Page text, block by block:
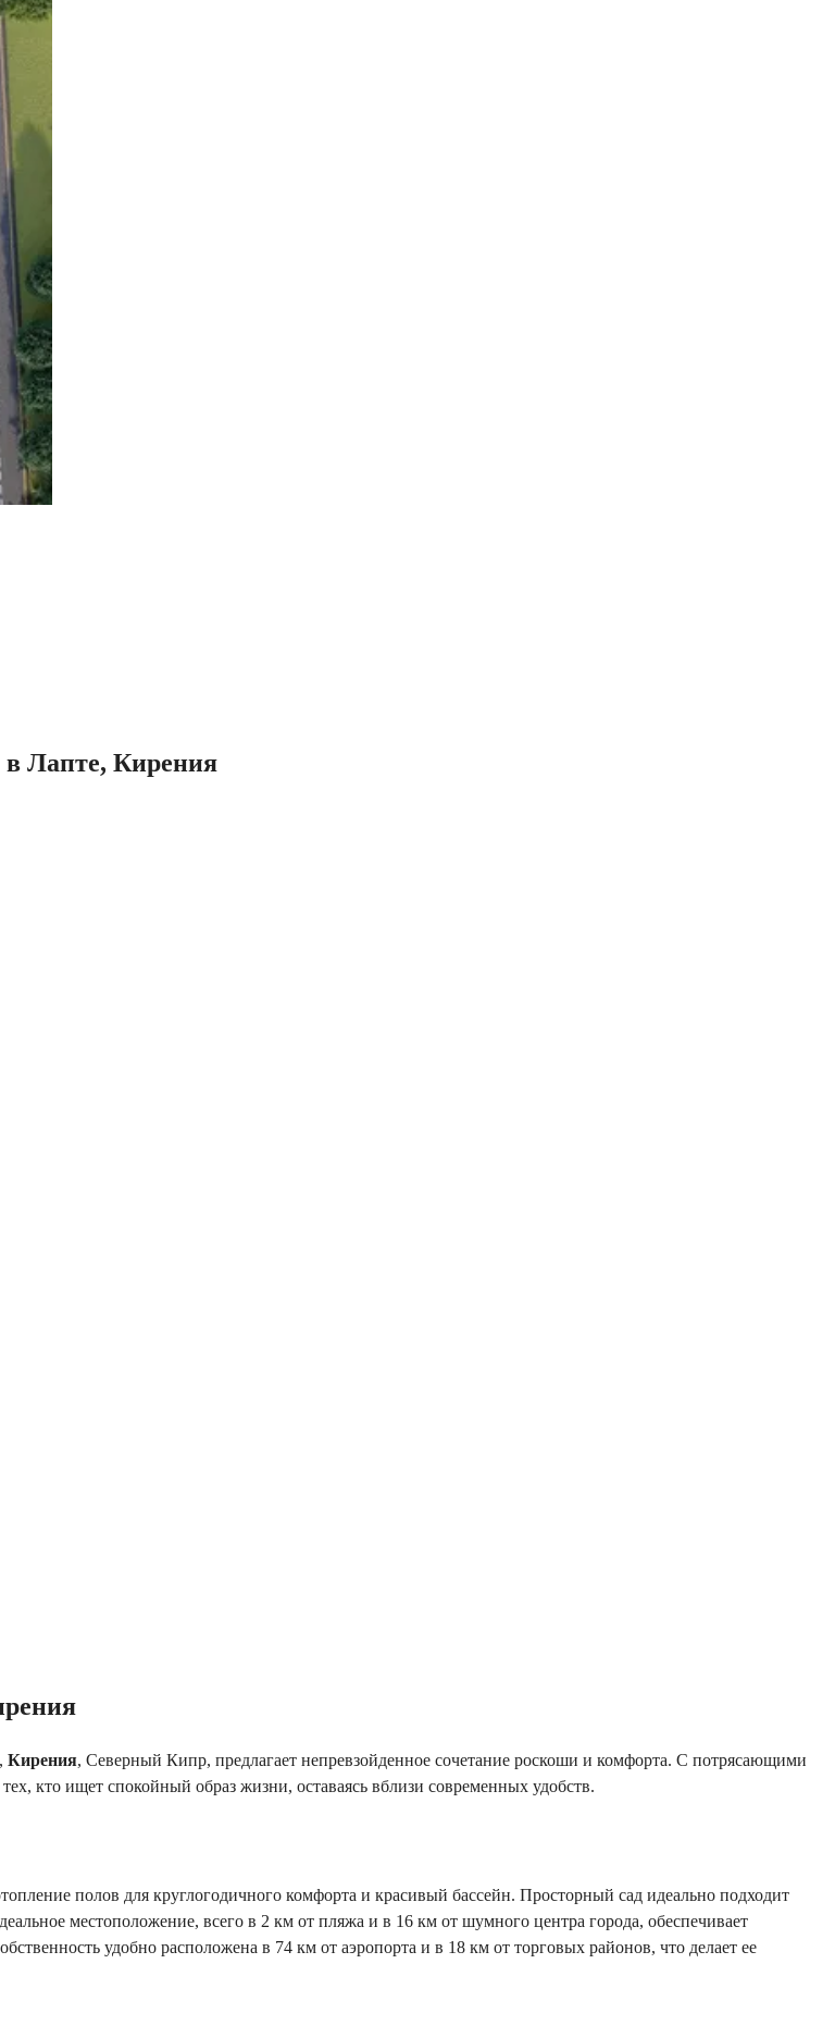
в Лапте, Кирения
, Кирения, Северный Кипр, предлагает непревзойденное сочетание роскоши и комфорта. С потрясающими
кто ищет спокойный образ жизни, оставаясь вблизи современных удобств.
полов для круглогодичного комфорта и красивый бассейн. Просторный сад идеально подходит
местоположение, всего в 2 км от пляжа и в 16 км от шумного центра города, обеспечивает
удобно расположена в 74 км от аэропорта и в 18 км от торговых районов, что делает ее